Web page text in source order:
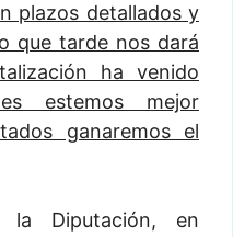
plazos detallados y
que tarde nos dará
ha venido
estemos mejor
ganaremos el
la Diputación, en